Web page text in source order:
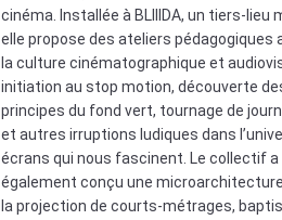
cinéma. Installée à BLIIIDA, un tiers-lieu
elle propose des ateliers pédagogiques
la culture cinématographique et
initiation au stop motion, découverte
principes du fond vert, tournage de
et autres irruptions ludiques dans
écrans qui nous fascinent. Le collectif a
également conçu une
la projection de courts-métrages,